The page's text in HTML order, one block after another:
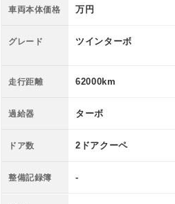
車両本体価格 万円
グレード ツインターボ
走行距離 62000km
過給器 ターボ
ドア数 2ドアクーペ
整備記録簿 -